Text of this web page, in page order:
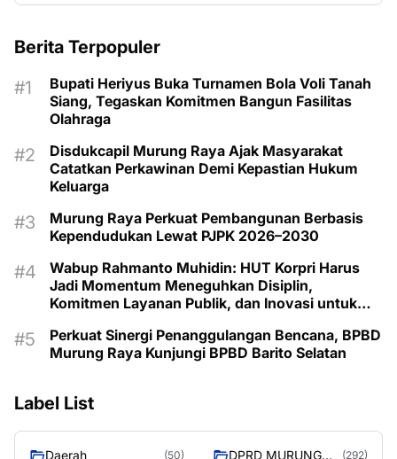
Berita Terpopuler
Bupati Heriyus Buka Turnamen Bola Voli Tanah
Siang, Tegaskan Komitmen Bangun Fasilitas
Olahraga
Disdukcapil Murung Raya Ajak Masyarakat
Catatkan Perkawinan Demi Kepastian Hukum
Keluarga
Murung Raya Perkuat Pembangunan Berbasis
Kependudukan Lewat PJPK 2026–2030
Wabup Rahmanto Muhidin: HUT Korpri Harus
Jadi Momentum Meneguhkan Disiplin,
Komitmen Layanan Publik, dan Inovasi untuk
Perkuat Sinergi Penanggulangan Bencana, BPBD
Murung Raya Kunjungi BPBD Barito Selatan
Label List
Daerah (50)
DPRD MURUNG
(292)